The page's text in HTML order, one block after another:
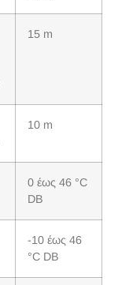
15 m
10 m
0 έως 46 °C
DB
-10 έως 46
°C DB